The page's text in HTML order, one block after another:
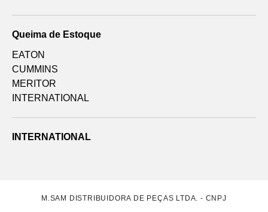
Queima de Estoque
EATON
CUMMINS
MERITOR
INTERNATIONAL
INTERNATIONAL
M.SAM DISTRIBUIDORA DE PEÇAS LTDA. - CNPJ